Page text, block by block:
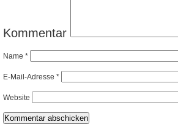
Kommentar
Name *
E-Mail-Adresse *
Website